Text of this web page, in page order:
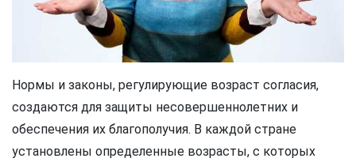
Нормы и законы, регулирующие возраст согласия,
создаются для защиты несовершеннолетних и
обеспечения их благополучия. В каждой стране
установлены определенные возрасты, с которых